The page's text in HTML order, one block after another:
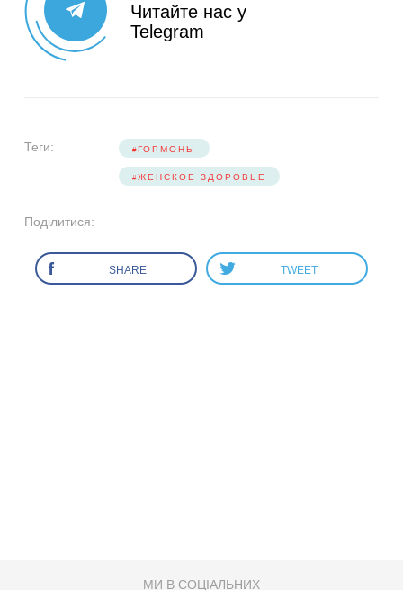
Читайте нас у
Telegram
Теги: ГОРМОНЫ
ЖЕНСКОЕ ЗДОРОВЬЕ
Поділитися:
SHARE TWEET
МИ В СОЦІАЛЬНИХ